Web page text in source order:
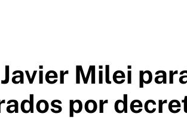
Milei
por